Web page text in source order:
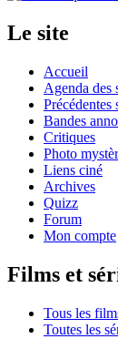
Le site
Accueil
Agenda des
Précédentes
Bandes
Critiques
Photo
Liens ciné
Archives
Quizz
Forum
Mon compte
Films et
Tous les
Toutes les